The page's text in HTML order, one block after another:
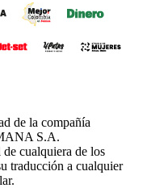
de la compañía
S.A.
cualquiera de los
traducción a cualquier